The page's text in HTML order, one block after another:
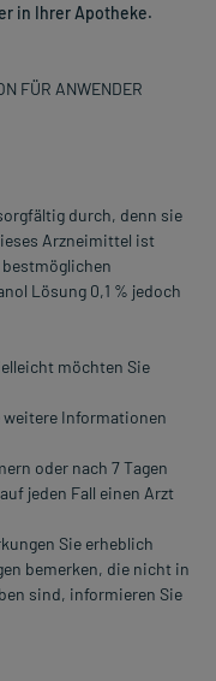
in Ihrer Apotheke.
FÜR ANWENDER
durch, denn sie
Arzneimittel ist
Lösung 0,1 % jedoch
möchten Sie
weitere Informationen
oder nach 7 Tagen
jeden Fall einen Arzt
Sie erheblich
bemerken, die nicht in
sind, informieren Sie